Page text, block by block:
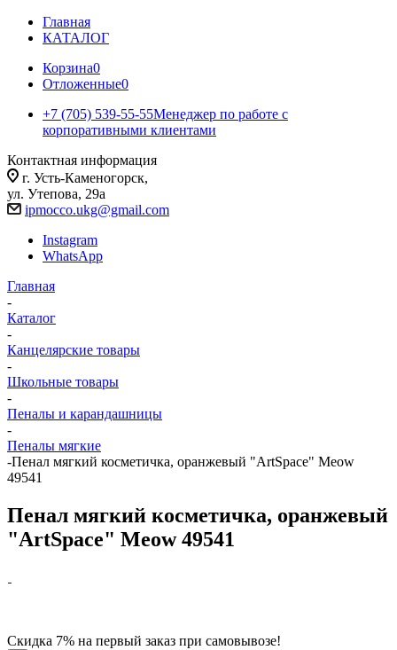
Главная
КАТАЛОГ
Корзина0
Отложенные0
+7 (705) 539-55-55Менеджер по работе с
корпоративными клиентами
Контактная информация
г. Усть-Каменогорск,
ул. Утепова, 29а
ipmocco.ukg@gmail.com
Instagram
WhatsApp
Главная
-
Каталог
-
Канцелярские товары
-
Школьные товары
-
Пеналы и карандашницы
-
Пеналы мягкие
-Пенал мягкий косметичка, оранжевый "ArtSpace" Meow
49541
Пенал мягкий косметичка, оранжевый
"ArtSpace" Meow 49541
Скидка 7% на первый заказ при самовывозе!